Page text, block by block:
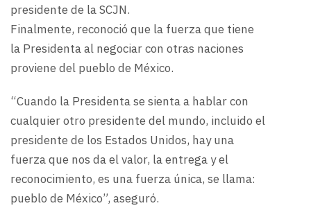
presidente de la SCJN.
Finalmente, reconoció que la fuerza que tiene
la Presidenta al negociar con otras naciones
proviene del pueblo de México.
“Cuando la Presidenta se sienta a hablar con
cualquier otro presidente del mundo, incluido el
presidente de los Estados Unidos, hay una
fuerza que nos da el valor, la entrega y el
reconocimiento, es una fuerza única, se llama:
pueblo de México”, aseguró.